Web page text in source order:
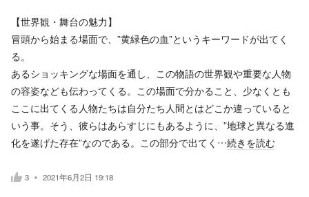
【世界観・舞台の魅力】
冒頭から始まる場面で、”黄緑色の血”というキーワードが出てく
る。
あるショッキングな場面を通し、この物語の世界観や重要な人物
の容姿なども伝わってくる。この場面で分かること、少なくとも
ここに出てくる人物たちは自分たち人間とはどこか違っていると
いう事。そう、彼らはあらすじにもあるように、”地球と異なる進
化を遂げた存在”なのである。この部分で出てく…続きを読む
3 2021年6月2日 19:18